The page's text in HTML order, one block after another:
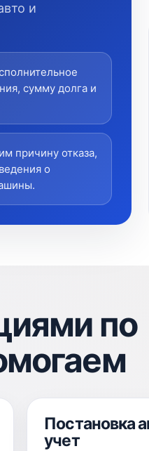
и
сумму долга и
причину отказа,
о
по
Постановка
учет